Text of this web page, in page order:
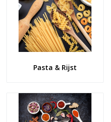
Pasta & Rijst